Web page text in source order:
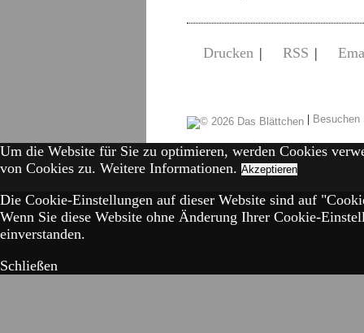
Drucken | RSS |
|
Um die Website für Sie zu optimieren, werden Cookies
von Cookies zu. Weitere Informationen. Akzeptieren
Die Cookie-Einstellungen auf dieser Website sind auf
Wenn Sie diese Website ohne Änderung Ihrer Cookie-
einverstanden.
Schließen